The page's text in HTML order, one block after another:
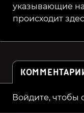
указывающие
происходит
Войдите, чтобы